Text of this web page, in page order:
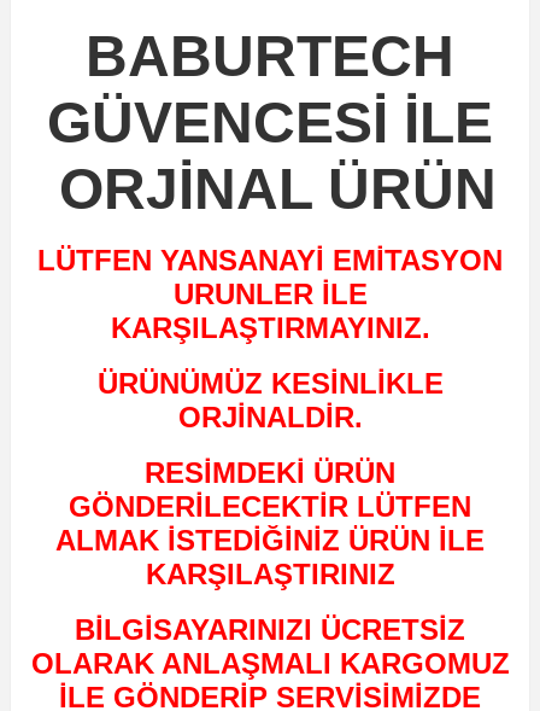
BABURTECH
GÜVENCESİ İLE
ORJİNAL ÜRÜN
LÜTFEN YANSANAYİ EMİTASYON
URUNLER İLE
KARŞILAŞTIRMAYINIZ.
ÜRÜNÜMÜZ KESİNLİKLE
ORJİNALDİR.
RESİMDEKİ ÜRÜN
GÖNDERİLECEKTİR LÜTFEN
ALMAK İSTEDİĞİNİZ ÜRÜN İLE
KARŞILAŞTIRINIZ
BİLGİSAYARINIZI ÜCRETSİZ
OLARAK ANLAŞMALI KARGOMUZ
İLE GÖNDERİP SERVİSİMİZDE